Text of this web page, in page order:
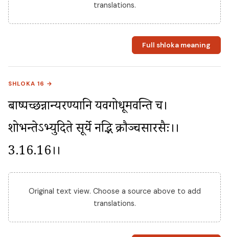
translations.
Full shloka meaning
SHLOKA 16 →
बाष्पच्छन्नान्यरण्यानि यवगोधूमवन्ति च।
शोभन्तेऽभ्युदिते सूर्ये नद्भि क्रौञ्चसारसैः।।
3.16.16।।
Original text view. Choose a source above to add
translations.